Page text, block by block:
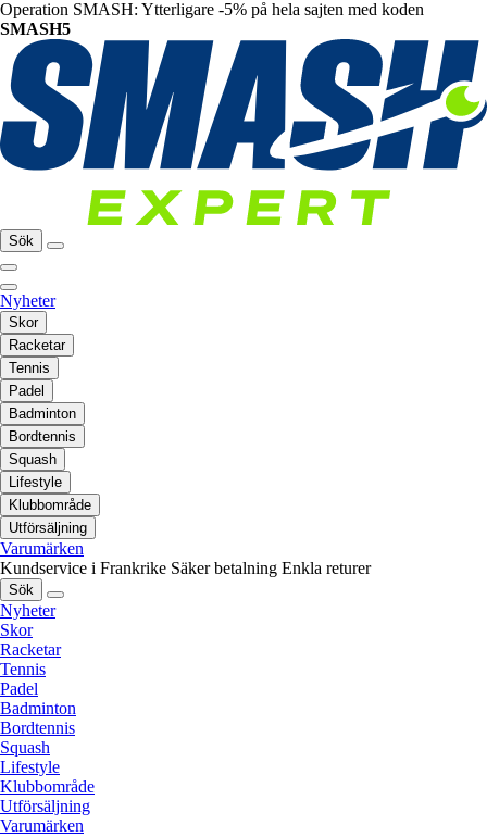
Operation SMASH: Ytterligare -5% på hela sajten med koden
SMASH5
Sök
Nyheter
Skor
Racketar
Tennis
Padel
Badminton
Bordtennis
Squash
Lifestyle
Klubbområde
Utförsäljning
Varumärken
Kundservice i Frankrike Säker betalning Enkla returer
Sök
Nyheter
Skor
Racketar
Tennis
Padel
Badminton
Bordtennis
Squash
Lifestyle
Klubbområde
Utförsäljning
Varumärken